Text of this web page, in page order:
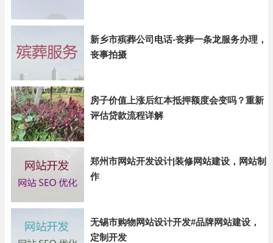
新乡市殡葬公司电话-丧葬一条龙服务办理，
丧事拍摄
房子价值上涨后红本抵押额度会变吗？重新
评估贷款流程详解
郑州市网站开发设计|装修网站建设，网站制
作
无锡市购物网站设计开发#品牌网站建设，
定制开发